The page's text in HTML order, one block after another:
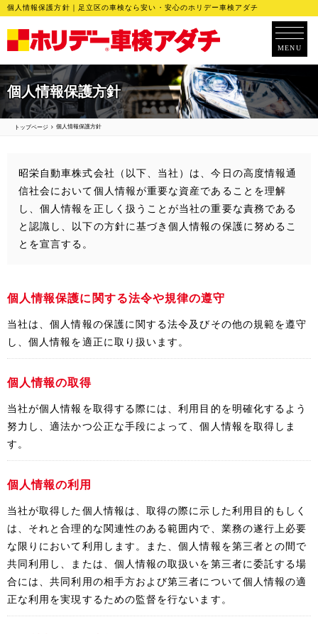
個人情報保護方針｜足立区の車検なら安い・安心のホリデー車検アダチ
MENU
個人情報保護方針
トップページ 個人情報保護方針
昭栄自動車株式会社（以下、当社）は、今日の高度情報通
信社会において個人情報が重要な資産であることを理解
し、個人情報を正しく扱うことが当社の重要な責務である
と認識し、以下の方針に基づき個人情報の保護に努めるこ
とを宣言する。
個人情報保護に関する法令や規律の遵守
当社は、個人情報の保護に関する法令及びその他の規範を遵守
し、個人情報を適正に取り扱います。
個人情報の取得
当社が個人情報を取得する際には、利用目的を明確化するよう
努力し、適法かつ公正な手段によって、個人情報を取得しま
す。
個人情報の利用
当社が取得した個人情報は、取得の際に示した利用目的もしく
は、それと合理的な関連性のある範囲内で、業務の遂行上必要
な限りにおいて利用します。また、個人情報を第三者との間で
共同利用し、または、個人情報の取扱いを第三者に委託する場
合には、共同利用の相手方および第三者について個人情報の適
正な利用を実現するための監督を行ないます。